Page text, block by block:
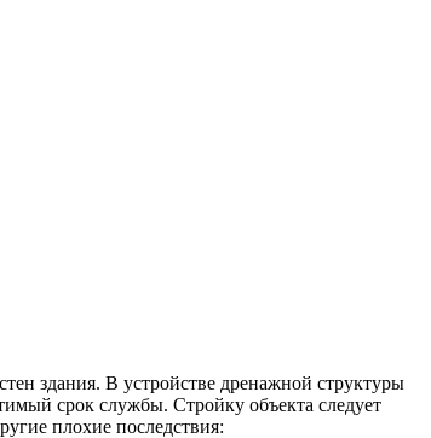
здания. В устройстве дренажной структуры
срок службы. Стройку объекта следует
плохие последствия: